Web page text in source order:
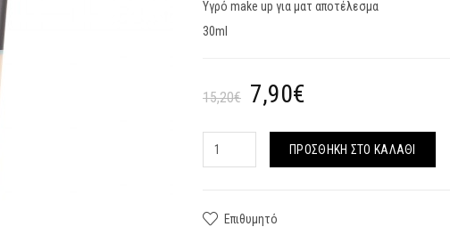
Υγρό make up για ματ αποτέλεσμα
30ml
15,20€ 7,90€
ΠΡΟΣΘΉΚΗ ΣΤΟ ΚΑΛΆΘΙ
Επιθυμητό